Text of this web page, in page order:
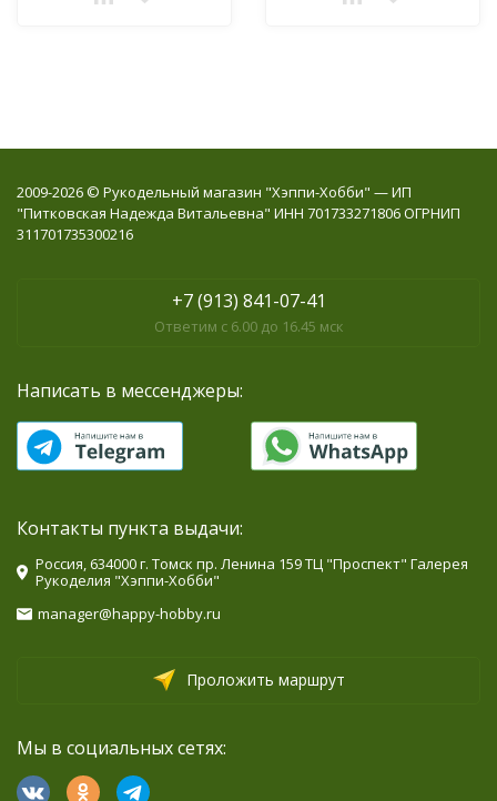
2009-2026 © Рукодельный магазин "Хэппи-Хобби" — ИП
"Питковская Надежда Витальевна" ИНН 701733271806 ОГРНИП
311701735300216
+7 (913) 841-07-41
Ответим с 6.00 до 16.45 мск
Написать в мессенджеры:
Контакты пункта выдачи:
Россия, 634000 г. Томск пр. Ленина 159 ТЦ "Проспект" Галерея
Рукоделия "Хэппи-Хобби"
manager@happy-hobby.ru
Проложить маршрут
Мы в социальных сетях: